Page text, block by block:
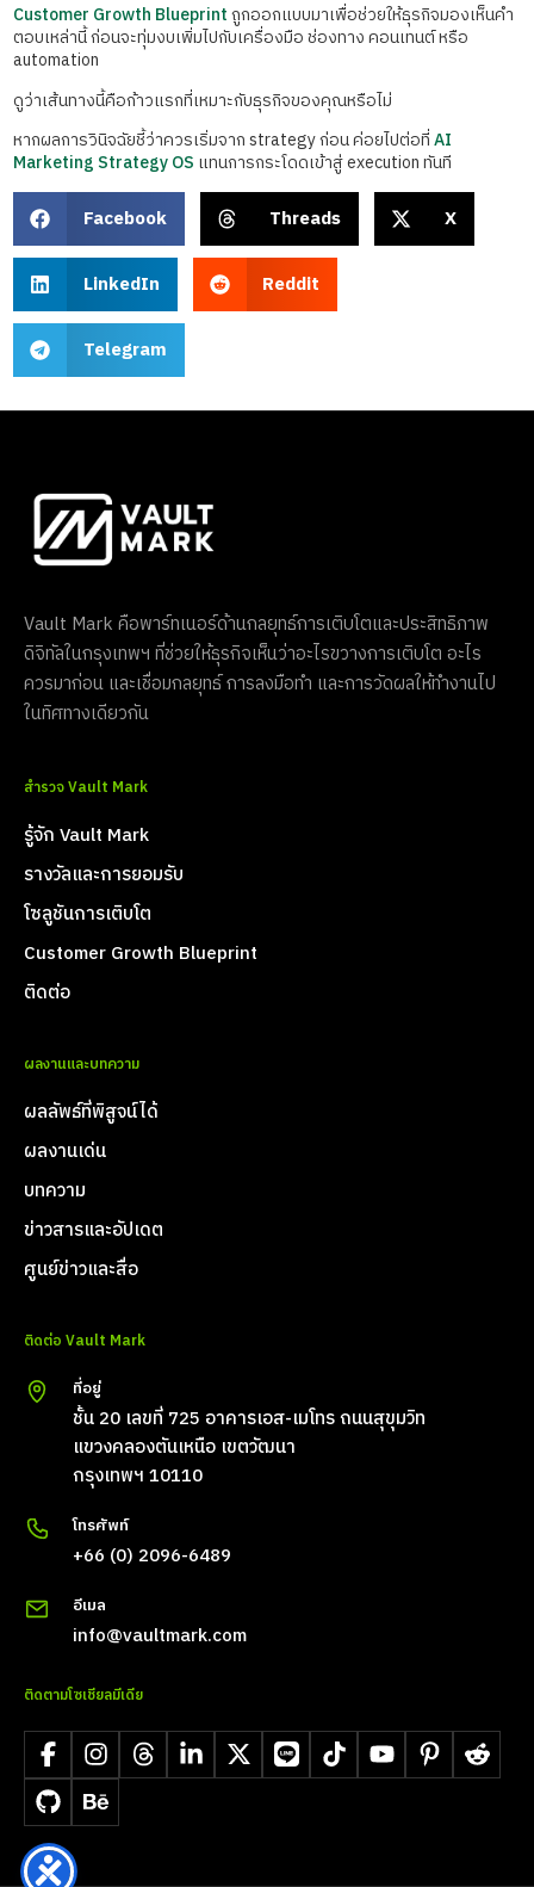
Customer Growth Blueprintถูกออกแบบมาเพื่อช่วยให้ธุรกิจมองเห็นคำ
ตอบเหล่านี้ ก่อนจะทุ่มงบเพิ่มไปกับเครื่องมือ ช่องทาง คอนเทนต์ หรือ
automation
ดูว่าเส้นทางนี้คือก้าวแรกที่เหมาะกับธุรกิจของคุณหรือไม่
หากผลการวินิจฉัยชี้ว่าควรเริ่มจาก strategy ก่อน ค่อยไปต่อที่AI
Marketing Strategy OS แทนการกระโดดเข้าสู่ execution ทันที
Facebook Threads X
LinkedIn Reddit
Telegram
Vault Mark คือพาร์ทเนอร์ด้านกลยุทธ์การเติบโตและประสิทธิภาพ
ดิจิทัลในกรุงเทพฯ ที่ช่วยให้ธุรกิจเห็นว่าอะไรขวางการเติบโต อะไร
ควรมาก่อน และเชื่อมกลยุทธ์ การลงมือทำ และการวัดผลให้ทำงานไป
ในทิศทางเดียวกัน
สำรวจ Vault Mark
รู้จัก Vault Mark
รางวัลและการยอมรับ
โซลูชันการเติบโต
Customer Growth Blueprint
ติดต่อ
ผลงานและบทความ
ผลลัพธ์ที่พิสูจน์ได้
ผลงานเด่น
บทความ
ข่าวสารและอัปเดต
ศูนย์ข่าวและสื่อ
ติดต่อ Vault Mark
ที่อยู่
ชั้น 20 เลขที่ 725 อาคารเอส-เมโทร ถนนสุขุมวิท
แขวงคลองตันเหนือ เขตวัฒนา
กรุงเทพฯ 10110
โทรศัพท์
+66 (0) 2096-6489
อีเมล
info@vaultmark.com
ติดตามโซเชียลมีเดีย
FacebookInstagramThreadsLinkedIn
X LINE TikTokYouTubePinterestReddit
GitHubBehance